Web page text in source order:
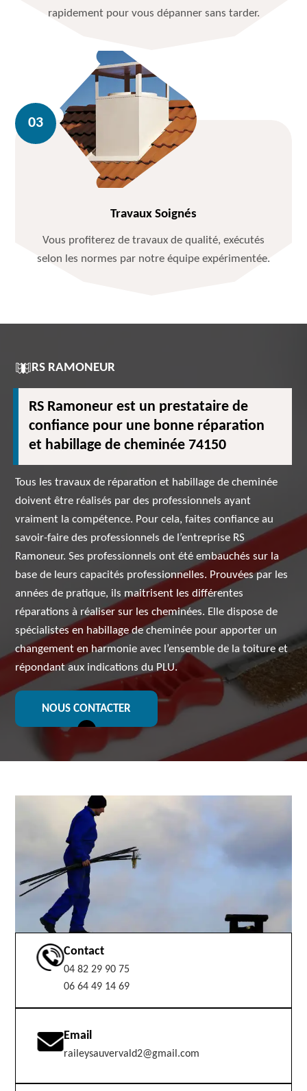
rapidement pour vous dépanner sans tarder.
Travaux Soignés
Vous profiterez de travaux de qualité, exécutés
selon les normes par notre équipe expérimentée.
RS RAMONEUR
RS Ramoneur est un prestataire de
confiance pour une bonne réparation
et habillage de cheminée 74150
Tous les travaux de réparation et habillage de cheminée
doivent être réalisés par des professionnels ayant
vraiment la compétence. Pour cela, faites confiance au
savoir-faire des professionnels de l’entreprise RS
Ramoneur. Ses professionnels ont été embauchés sur la
base de leurs capacités professionnelles. Prouvées par les
années de pratique, ils maitrisent les différentes
réparations à réaliser sur les cheminées. Elle dispose de
spécialistes en habillage de cheminée pour apporter un
changement en harmonie avec l’ensemble de la toiture et
répondant aux indications du PLU.
NOUS CONTACTER
Contact
04 82 29 90 75
06 64 49 14 69
Email
raileysauvervald2@gmail.com